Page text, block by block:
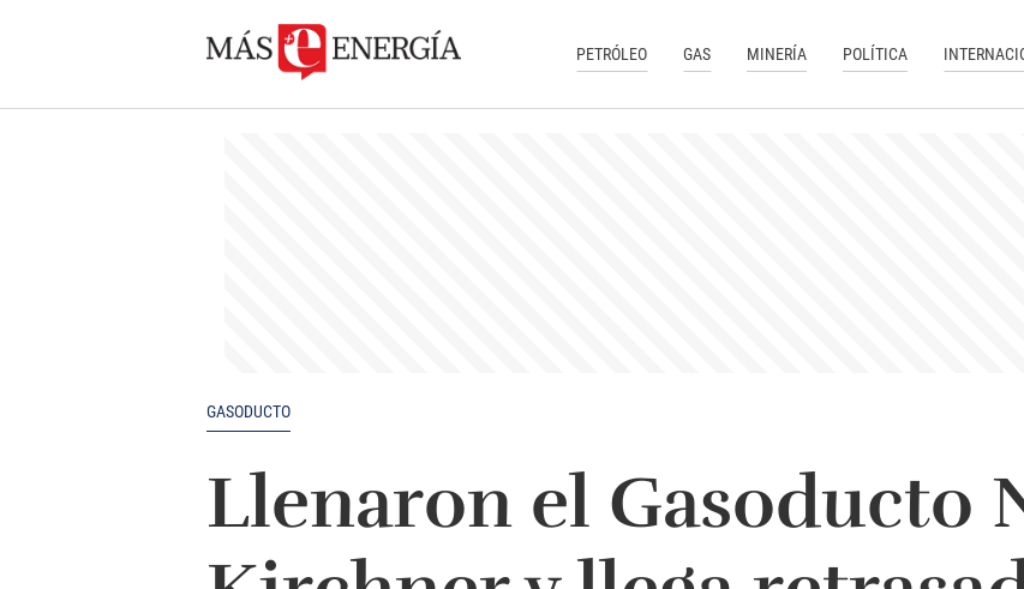
PETRÓLEO GAS MINERÍA POLÍTICA
GASODUCTO
Llenaron el Gasoducto